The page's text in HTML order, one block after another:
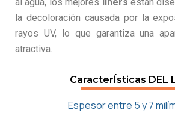
al agua, los mejores liners están
la decoloración causada por la
rayos UV, lo que garantiza una
atractiva.
CaracterÍsticas DEL
Espesor entre 5 y 7